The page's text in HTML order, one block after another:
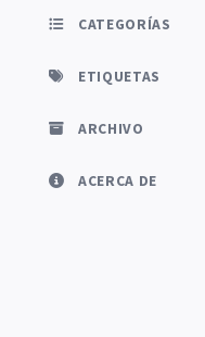
CATEGORÍAS
ETIQUETAS
ARCHIVO
ACERCA DE